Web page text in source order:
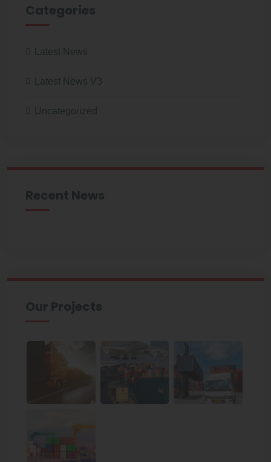
Categories
Latest News
Latest News V3
Uncategorized
Recent News
Our Projects